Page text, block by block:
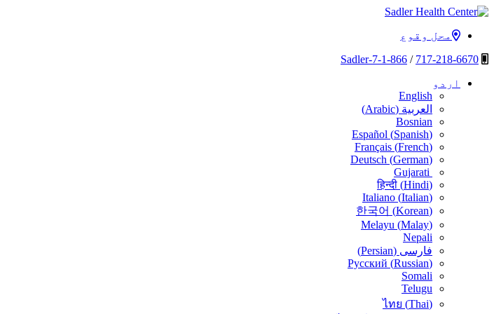
مواد
چھوڑ
Sadler Health Center
محل وقوع
717-218-6670
/
1-866-Sadler-7
اردو
English
العربية (
Arabic
)
Bosnian
Español (Spanish)
Français (French)
Deutsch (German)
हिन्दी (Hindi)
Italiano (Italian)
한국어 (Korean)
Melayu (Malay)
Nepali
فارسی (
Persian
)
Русский (Russian)
Somali
Telugu
ไทย (Thai)